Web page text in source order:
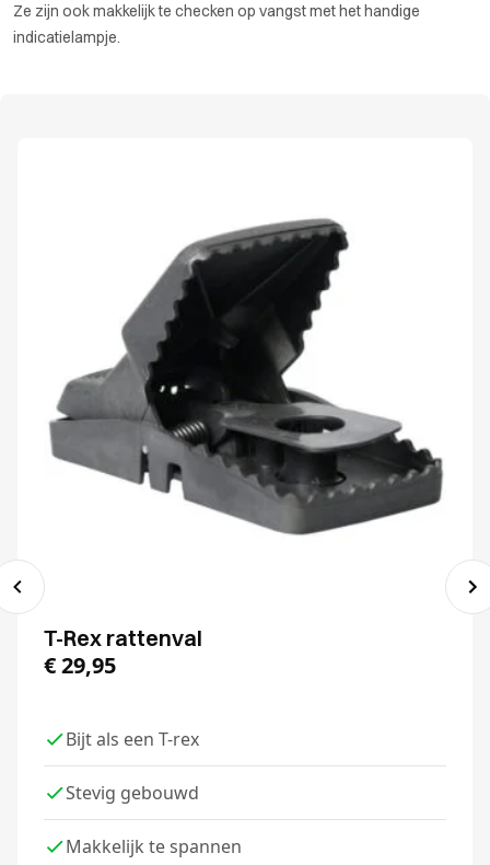
Ze zijn ook makkelijk te checken op vangst met het handige
indicatielampje.
T-Rex rattenval
€29,95
Bijt als een T-rex
Stevig gebouwd
Makkelijk te spannen